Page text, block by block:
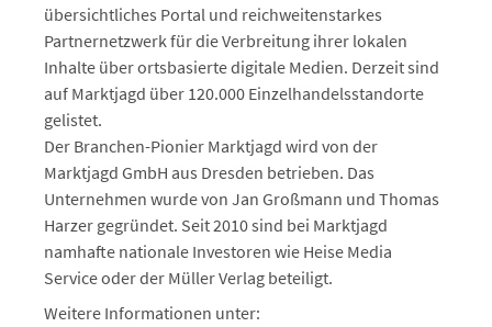
übersichtliches Portal und reichweitenstarkes
Partnernetzwerk für die Verbreitung ihrer lokalen
Inhalte über ortsbasierte digitale Medien. Derzeit sind
auf Marktjagd über 120.000 Einzelhandelsstandorte
gelistet.
Der Branchen-Pionier Marktjagd wird von der
Marktjagd GmbH aus Dresden betrieben. Das
Unternehmen wurde von Jan Großmann und Thomas
Harzer gegründet. Seit 2010 sind bei Marktjagd
namhafte nationale Investoren wie Heise Media
Service oder der Müller Verlag beteiligt.
Weitere Informationen unter: